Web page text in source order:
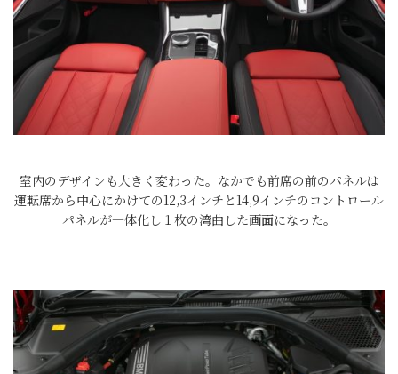
室内のデザインも大きく変わった。なかでも前席の前のパネルは
運転席から中心にかけての12,3インチと14,9インチのコントロール
パネルが一体化し１枚の湾曲した画面になった。